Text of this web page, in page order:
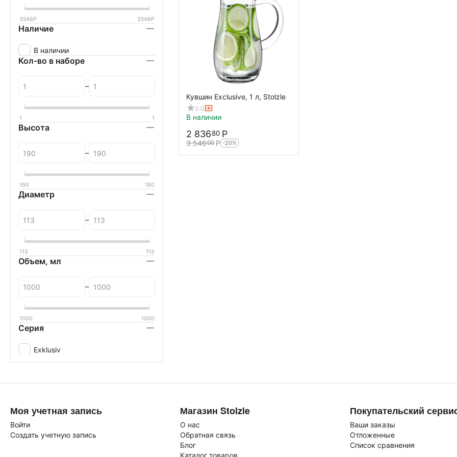
Кувшин Exclusive, 1 л, Stolzle
0.0
В наличии
2 83680 Р
3 54600 Р -20%
3546Р 3546Р
Наличие
В наличии
Кол-во в наборе
–
1 1
Высота
–
190 190
Диаметр
–
113 113
Объем, мл
–
1000 1000
Серия
Exklusiv
Моя учетная запись
Войти
Создать учетную запись
Магазин Stolzle
О нас
Обратная связь
Блог
Каталог товаров
Покупательский
Ваши заказы
Отложенные
Список сравнения